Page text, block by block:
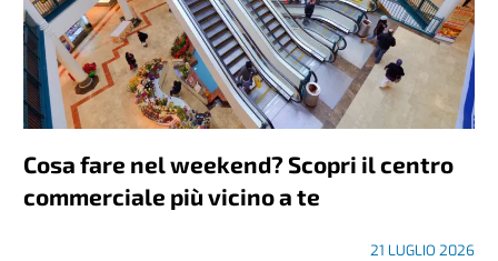
Cosa fare nel weekend? Scopri il centro
commerciale più vicino a te
21 LUGLIO 2026